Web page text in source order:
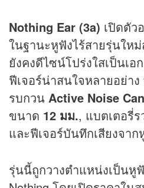
Nothing Ear (3a) เปิดตัว
ในฐานะหูฟังไร้สายรุ่นให
ยังคงดีไซน์โปร่งใสเป็นเ
ฟีเจอร์น่าสนใจหลายอย่าง
รบกวน Active Noise
ขนาด 12 มม., แบตเตอรี่
และฟีเจอร์บันทึกเสียงจาก
รุ่นนี้ถูกวางตำแหน่งเป็นหู